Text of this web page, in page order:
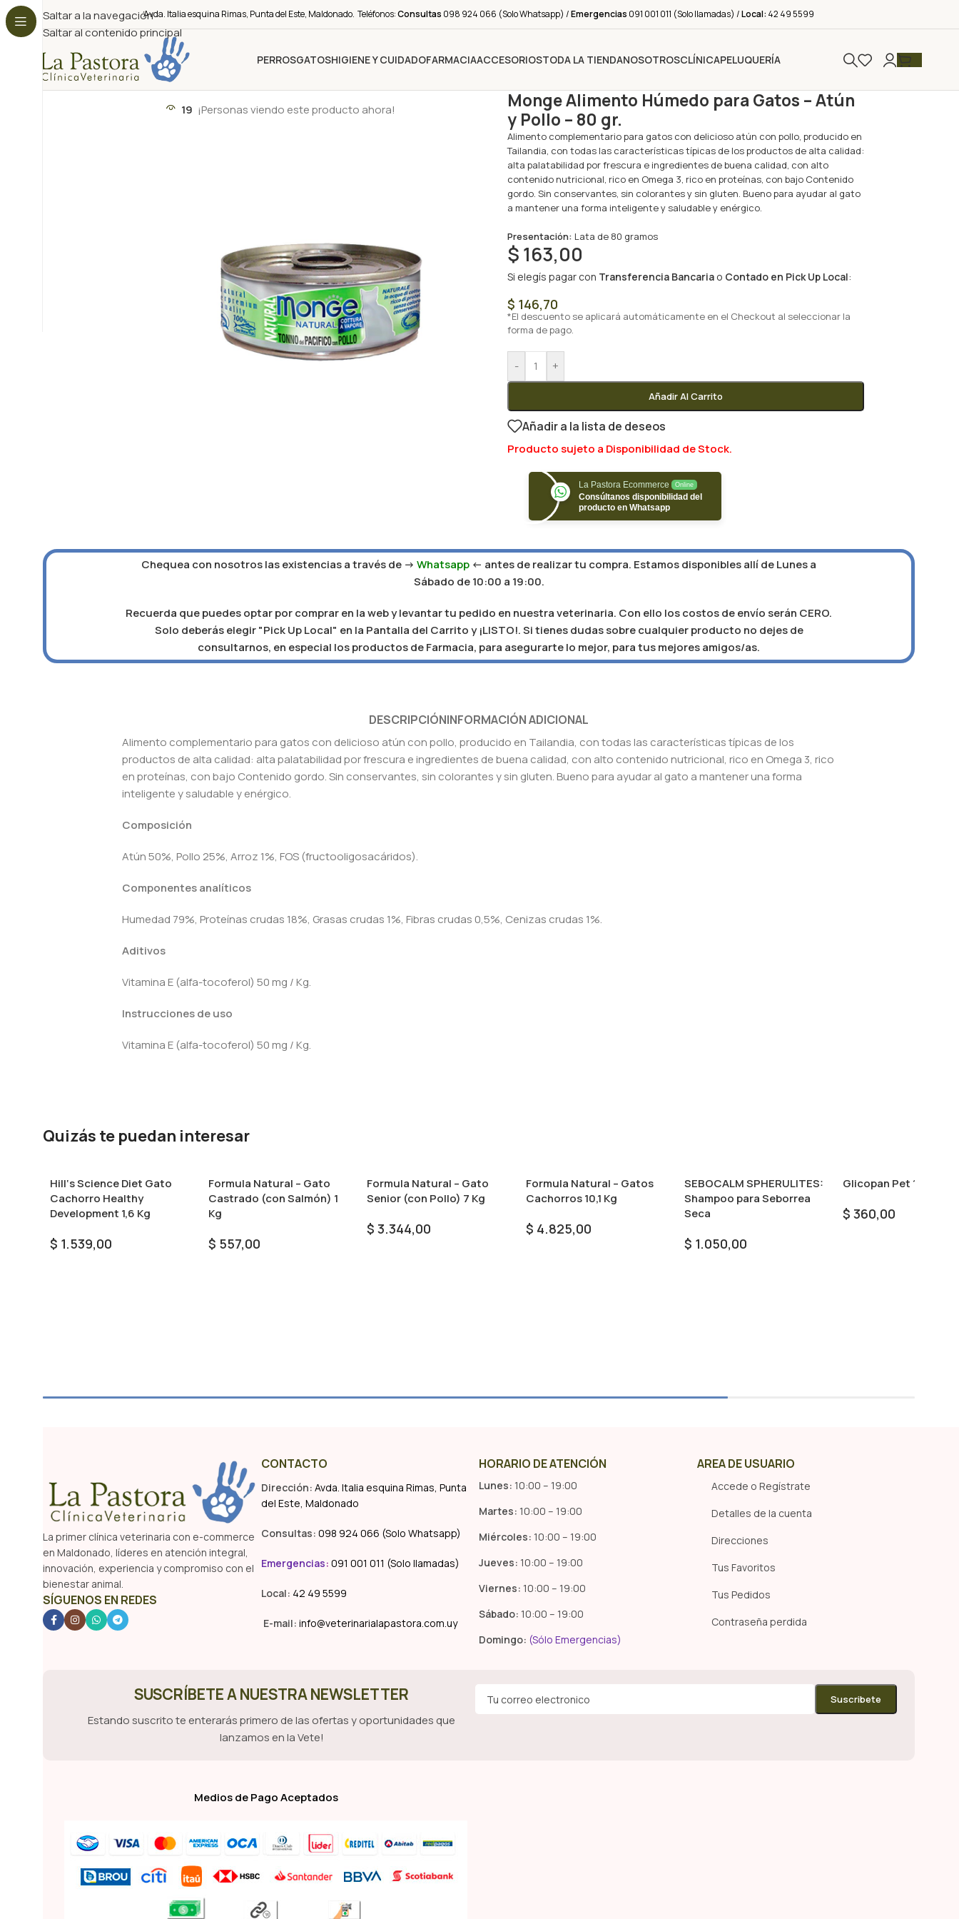
Saltar a la navegación
Saltar al contenido principal
Avda. Italia esquina Rimas, Punta del Este, Maldonado. Teléfonos:Consultas 098 924 066 (Solo Whatsapp) /Emergencias 091 001 011 (Solo llamadas) /Local: 42 49 5599
PERROSGATOSHIGIENE Y CUIDADOFARMACIAACCESORIOSTODA LA TIENDANOSOTROSCLÍNICAPELUQUERÍA
19 ¡Personas viendo este producto ahora!
Monge Alimento Húmedo para Gatos – Atún
y Pollo – 80 gr.
Alimento complementario para gatos con delicioso atún con pollo, producido en
Tailandia, con todas las características típicas de los productos de alta calidad:
alta palatabilidad por frescura e ingredientes de buena calidad, con alto
contenido nutricional, rico en Omega 3, rico en proteínas, con bajo Contenido
gordo. Sin conservantes, sin colorantes y sin gluten. Bueno para ayudar al gato
a mantener una forma inteligente y saludable y enérgico.
Presentación: Lata de 80 gramos
$163,00
Si elegís pagar con Transferencia Bancaria o Contado en Pick Up Local:
$ 146,70
*El descuento se aplicará automáticamente en el Checkout al seleccionar la
forma de pago.
- +
Añadir Al Carrito
Añadir a la lista de deseos
Producto sujeto a Disponibilidad de Stock.
La Pastora Ecommerce Online
Consúltanos disponibilidad del
producto en Whatsapp
Chequea con nosotros las existencias a través de -> Whatsapp <- antes de realizar tu compra. Estamos disponibles allí de Lunes a
Sábado de 10:00 a 19:00.
Recuerda que puedes optar por comprar en la web y levantar tu pedido en nuestra veterinaria. Con ello los costos de envío serán CERO.
Solo deberás elegir "Pick Up Local" en la Pantalla del Carrito y ¡LISTO!. Si tienes dudas sobre cualquier producto no dejes de
consultarnos, en especial los productos de Farmacia, para asegurarte lo mejor, para tus mejores amigos/as.
DESCRIPCIÓNINFORMACIÓN ADICIONAL
Alimento complementario para gatos con delicioso atún con pollo, producido en Tailandia, con todas las características típicas de los
productos de alta calidad: alta palatabilidad por frescura e ingredientes de buena calidad, con alto contenido nutricional, rico en Omega 3, rico
en proteínas, con bajo Contenido gordo. Sin conservantes, sin colorantes y sin gluten. Bueno para ayudar al gato a mantener una forma
inteligente y saludable y enérgico.
Composición
Atún 50%, Pollo 25%, Arroz 1%, FOS (fructooligosacáridos).
Componentes analíticos
Humedad 79%, Proteínas crudas 18%, Grasas crudas 1%, Fibras crudas 0,5%, Cenizas crudas 1%.
Aditivos
Vitamina E (alfa-tocoferol) 50 mg / Kg.
Instrucciones de uso
Vitamina E (alfa-tocoferol) 50 mg / Kg.
Quizás te puedan interesar
Hill‘s Science Diet Gato
Cachorro Healthy
Development 1,6 Kg
$ 1.539,00
Formula Natural – Gato
Castrado (con Salmón) 1
Kg
$ 557,00
Formula Natural – Gato
Senior (con Pollo) 7 Kg
$ 3.344,00
Formula Natural – Gatos
Cachorros 10,1 Kg
$ 4.825,00
SEBOCALM SPHERULITES:
Shampoo para Seborrea
Seca
$ 1.050,00
Glicopan Pet 125 ml
$ 360,00
La primer clínica veterinaria con e-commerce
en Maldonado, líderes en atención integral,
innovación, experiencia y compromiso con el
bienestar animal.
SÍGUENOS EN REDES
CONTACTO
Dirección: Avda. Italia esquina Rimas, Punta
del Este, Maldonado
Consultas: 098 924 066 (Solo Whatsapp)
Emergencias: 091 001 011 (Solo llamadas)
Local: 42 49 5599
E-mail: info@veterinarialapastora.com.uy
HORARIO DE ATENCIÓN
Lunes: 10:00 – 19:00
Martes: 10:00 – 19:00
Miércoles: 10:00 – 19:00
Jueves: 10:00 – 19:00
Viernes: 10:00 – 19:00
Sábado: 10:00 – 19:00
Domingo: (Sólo Emergencias)
AREA DE USUARIO
Accede o Regístrate
Detalles de la cuenta
Direcciones
Tus Favoritos
Tus Pedidos
Contraseña perdida
SUSCRÍBETE A NUESTRA NEWSLETTER
Estando suscrito te enterarás primero de las ofertas y oportunidades que
lanzamos en la Vete!
Medios de Pago Aceptados